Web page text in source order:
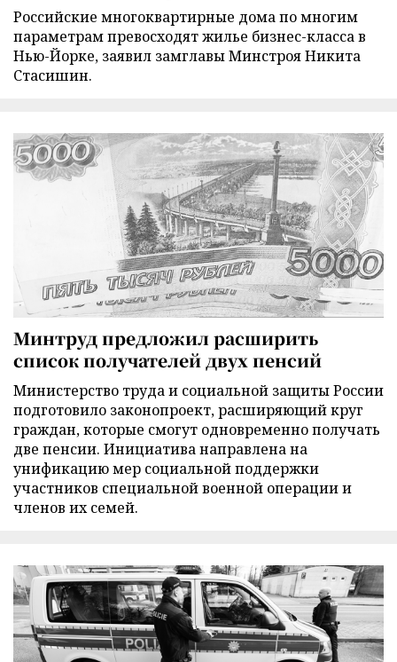
Российские многоквартирные дома по многим
параметрам превосходят жилье бизнес-класса в
Нью-Йорке, заявил замглавы Минстроя Никита
Стасишин.
Минтруд предложил расширить
список получателей двух пенсий
Министерство труда и социальной защиты России
подготовило законопроект, расширяющий круг
граждан, которые смогут одновременно получать
две пенсии. Инициатива направлена на
унификацию мер социальной поддержки
участников специальной военной операции и
членов их семей.